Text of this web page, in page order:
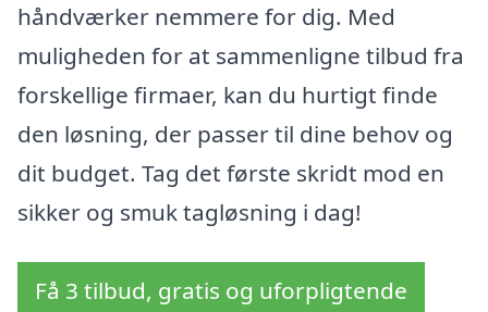
håndværker nemmere for dig. Med
muligheden for at sammenligne tilbud fra
forskellige firmaer, kan du hurtigt finde
den løsning, der passer til dine behov og
dit budget. Tag det første skridt mod en
sikker og smuk tagløsning i dag!
Få 3 tilbud, gratis og uforpligtende